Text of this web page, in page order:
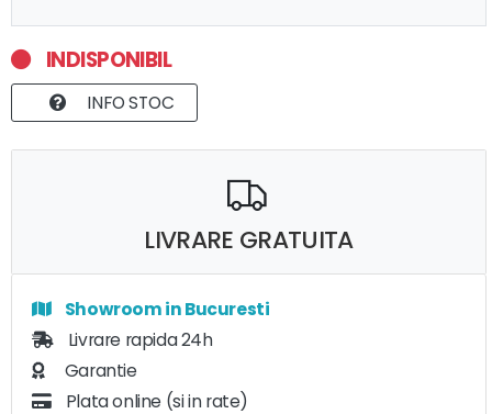
INDISPONIBIL
INFO STOC
LIVRARE GRATUITA
Showroom in Bucuresti
Livrare rapida 24h
Garantie
Plata online (si in rate)